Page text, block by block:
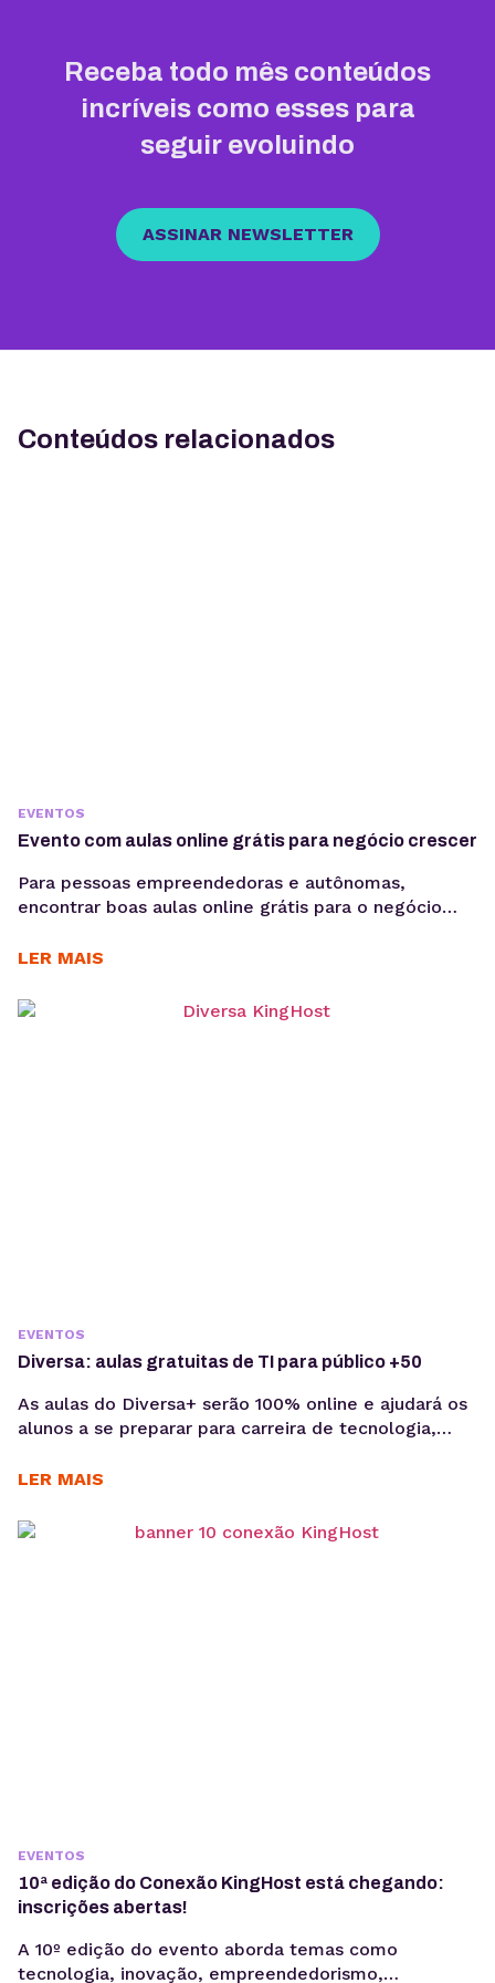
Receba todo mês conteúdos
incríveis como esses para
seguir evoluindo
ASSINAR NEWSLETTER
Conteúdos relacionados
EVENTOS
Evento com aulas online grátis para negócio crescer
Para pessoas empreendedoras e autônomas,
encontrar boas aulas online grátis para o negócio
o assunto é empreendedorismo e marketing digital.
na carreira ou para o crescimento da sua empresa ou
LER MAIS
EVENTOS
Diversa: aulas gratuitas de TI para público +50
As aulas do Diversa+ serão 100% online e ajudará os
alunos a se preparar para carreira de tecnologia,
que com o passar dos anos, o acesso à educação e
possível para toda a população – ainda bem! Com
LER MAIS
EVENTOS
10ª edição do Conexão KingHost está chegando:
inscrições abertas!
A 10º edição do evento aborda temas como
tecnologia, inovação, empreendedorismo,